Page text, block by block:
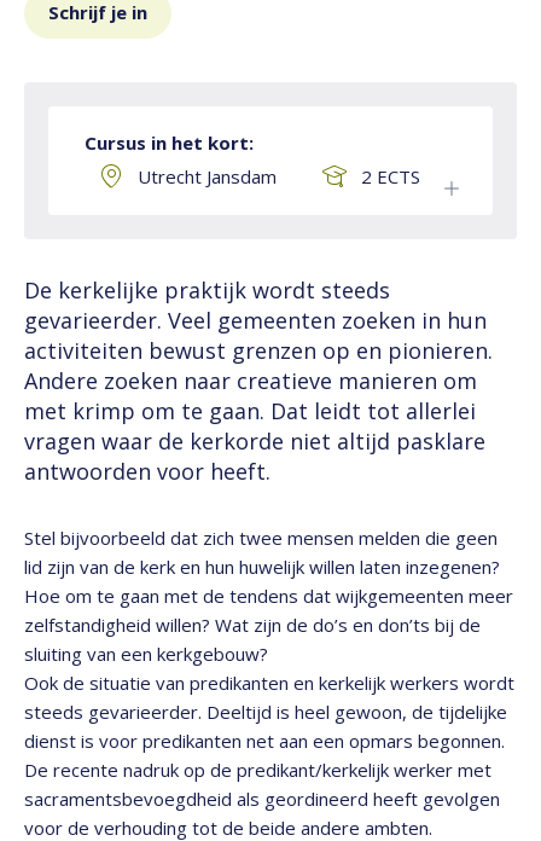
Schrijf je in
Cursus in het kort:
Utrecht Jansdam
2 ECTS
De kerkelijke praktijk wordt steeds
gevarieerder. Veel gemeenten zoeken in hun
activiteiten bewust grenzen op en pionieren.
Andere zoeken naar creatieve manieren om
met krimp om te gaan. Dat leidt tot allerlei
vragen waar de kerkorde niet altijd pasklare
antwoorden voor heeft.
Stel bijvoorbeeld dat zich twee mensen melden die geen
lid zijn van de kerk en hun huwelijk willen laten inzegenen?
Hoe om te gaan met de tendens dat wijkgemeenten meer
zelfstandigheid willen? Wat zijn de do’s en don’ts bij de
sluiting van een kerkgebouw?
Ook de situatie van predikanten en kerkelijk werkers wordt
steeds gevarieerder. Deeltijd is heel gewoon, de tijdelijke
dienst is voor predikanten net aan een opmars begonnen.
De recente nadruk op de predikant/kerkelijk werker met
sacramentsbevoegdheid als geordineerd heeft gevolgen
voor de verhouding tot de beide andere ambten.